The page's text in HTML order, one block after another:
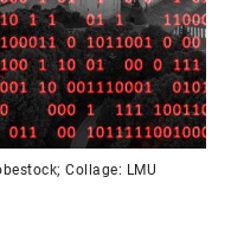
Collage: LMU